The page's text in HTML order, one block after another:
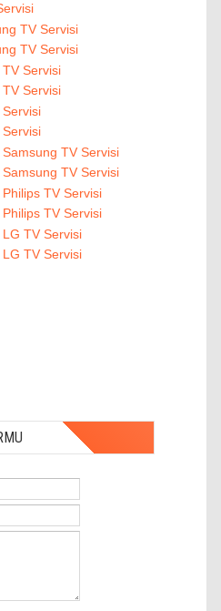
TV Servisi
TV Servisi
Servisi
Servisi
TV Servisi
TV Servisi
TV Servisi
TV Servisi
TV Servisi
TV Servisi